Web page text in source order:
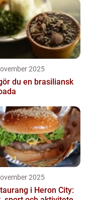
2025
du en brasiliansk
2025
i Heron City: